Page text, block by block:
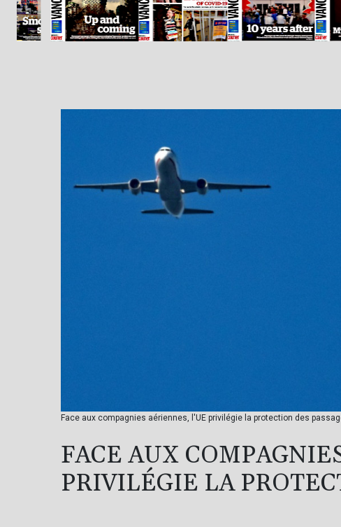
Face aux compagnies aériennes, l'UE privilégie la protection des
FACE AUX
PRIVILÉGIE LA